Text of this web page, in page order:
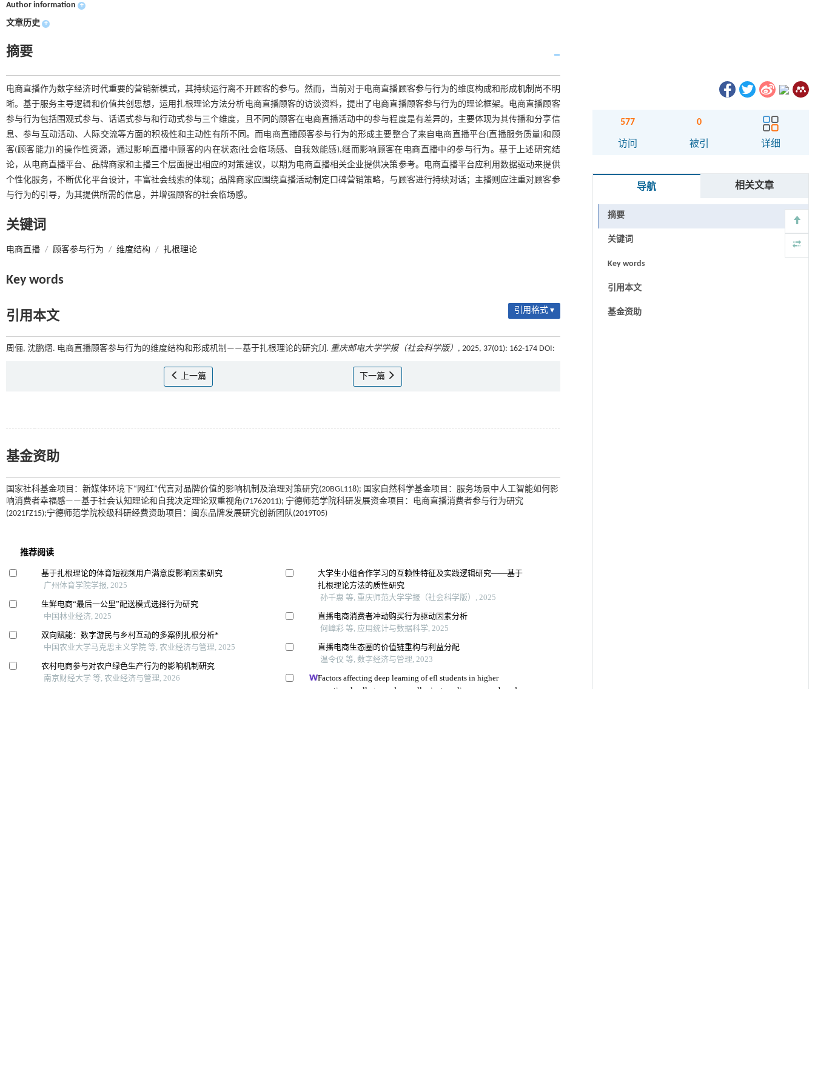
Author information +
文章历史 +
摘要
电商直播作为数字经济时代重要的营销新模式，其持续运行离不开顾客的参与。然而，当前对于电商直播顾客参与行为的维度构成和形成机制尚不明
晰。基于服务主导逻辑和价值共创思想，运用扎根理论方法分析电商直播顾客的访谈资料，提出了电商直播顾客参与行为的理论框架。电商直播顾客
参与行为包括围观式参与、话语式参与和行动式参与三个维度，且不同的顾客在电商直播活动中的参与程度是有差异的，主要体现为其传播和分享信
息、参与互动活动、人际交流等方面的积极性和主动性有所不同。而电商直播顾客参与行为的形成主要整合了来自电商直播平台(直播服务质量)和顾
客(顾客能力)的操作性资源，通过影响直播中顾客的内在状态(社会临场感、自我效能感),继而影响顾客在电商直播中的参与行为。基于上述研究结
论，从电商直播平台、品牌商家和主播三个层面提出相应的对策建议，以期为电商直播相关企业提供决策参考。电商直播平台应利用数据驱动来提供
个性化服务，不断优化平台设计，丰富社会线索的体现；品牌商家应围绕直播活动制定口碑营销策略，与顾客进行持续对话；主播则应注重对顾客参
与行为的引导，为其提供所需的信息，并增强顾客的社会临场感。
关键词
电商直播 / 顾客参与行为 / 维度结构 / 扎根理论
Key words
引用本文 引用格式 ▾
周俪, 沈鹏熠. 电商直播顾客参与行为的维度结构和形成机制——基于扎根理论的研究[J]. 重庆邮电大学学报（社会科学版） , 2025, 37(01): 162-174 DOI:
上一篇 下一篇
基金资助
国家社科基金项目：新媒体环境下“网红”代言对品牌价值的影响机制及治理对策研究(20BGL118); 国家自然科学基金项目：服务场景中人工智能如何影
响消费者幸福感——基于社会认知理论和自我决定理论双重视角(71762011); 宁德师范学院科研发展资金项目：电商直播消费者参与行为研究
(2021FZ15);宁德师范学院校级科研经费资助项目：闽东品牌发展研究创新团队(2019T05)
577
访问
0
被引 详细
导航 相关文章
摘要
关键词
Key words
引用本文
基金资助